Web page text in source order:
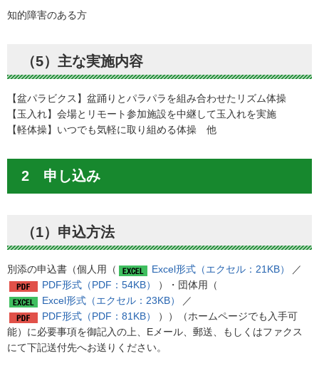
知的障害のある方
（5）主な実施内容
【盆パラビクス】盆踊りとパラパラを組み合わせたリズム体操
【玉入れ】会場とリモート参加施設を中継して玉入れを実施
【軽体操】いつでも気軽に取り組める体操 他
2 申し込み
（1）申込方法
別添の申込書（個人用（ Excel形式（エクセル：21KB）
／
PDF形式（PDF：54KB）
）・団体用（
Excel形式（エクセル：23KB）
／
PDF形式（PDF：81KB）
））（ホームページでも入手可
能）に必要事項を御記入の上、Eメール、郵送、もしくはファクス
にて下記送付先へお送りください。